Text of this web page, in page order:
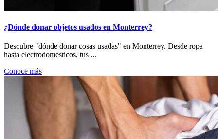
¿Dónde donar objetos usados en Monterrey?
Descubre "dónde donar cosas usadas" en Monterrey. Desde ropa
hasta electrodomésticos, tus ...
Conoce más